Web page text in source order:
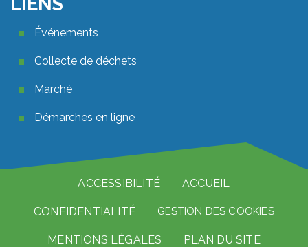
Quelques liens footer
Événements
Collecte de déchets
Marché
Démarches en ligne
Pied de pageACCESSIBILITÉ ACCUEIL
CONFIDENTIALITÉ GESTION DES COOKIES
MENTIONS LÉGALES PLAN DU SITE